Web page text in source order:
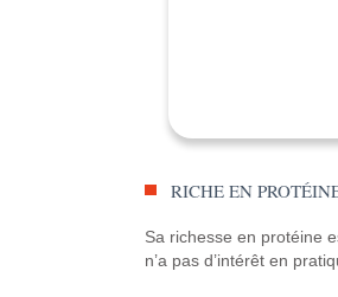
RICHE EN
Sa richesse en protéine
n’a pas d’intérêt en